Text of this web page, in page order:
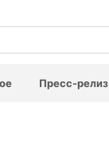
Пресс-релиз